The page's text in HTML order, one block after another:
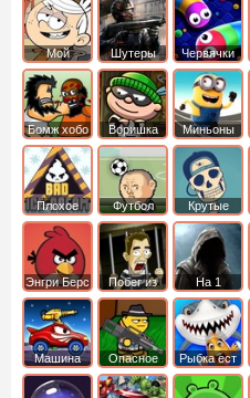
Мой
шумный
дом
Шутеры Червячки
Бомж хобо
Воришка
боб
Миньоны
Плохое
мороженое
Футбол
головами
Крутые
Энгри Берс
Побег из
тюрьмы
На 1
Машина
ест
машину
Опасное
оружие
Рыбка ест
рыбку